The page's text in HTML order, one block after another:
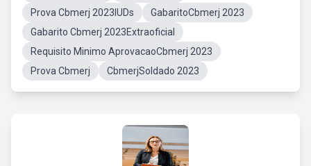
Prova Cbmerj 2023IUDs
GabaritoCbmerj 2023
Gabarito Cbmerj 2023Extraoficial
Requisito Minimo AprovacaoCbmerj 2023
Prova Cbmerj
CbmerjSoldado 2023